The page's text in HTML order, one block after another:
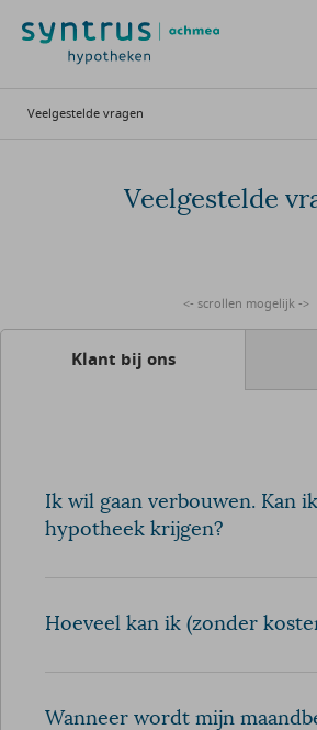
Veelgestelde vragen
Veelgestelde
Klant bij ons
Ik wil gaan verbouwen. Kan
hypotheek krijgen?
Hoeveel kan ik (zonder
Wanneer wordt mijn